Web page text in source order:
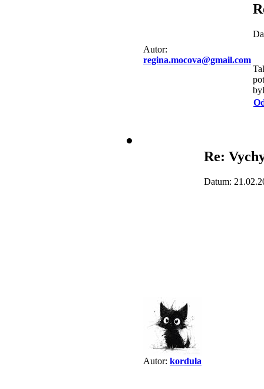
Autor:
regina.mocova@gmail.com
Autor: kordula
Re:
Datum: